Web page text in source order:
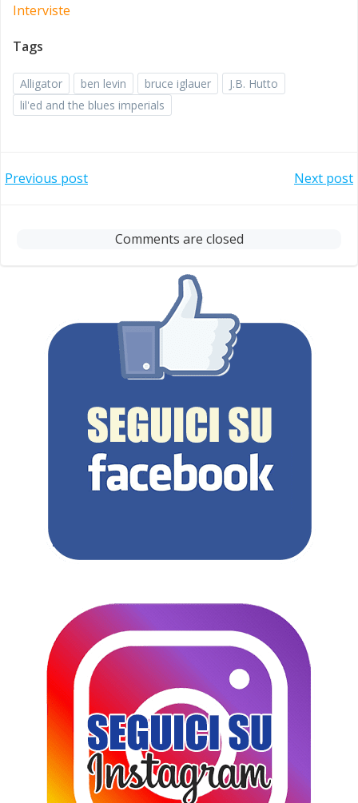
Interviste
Tags
Alligator ben levin bruce iglauer
J.B. Hutto
lil'ed and the blues imperials
Post
navigation
Previous post
navigation
Next post
Comments are closed